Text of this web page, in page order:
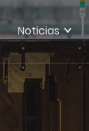
Noticias